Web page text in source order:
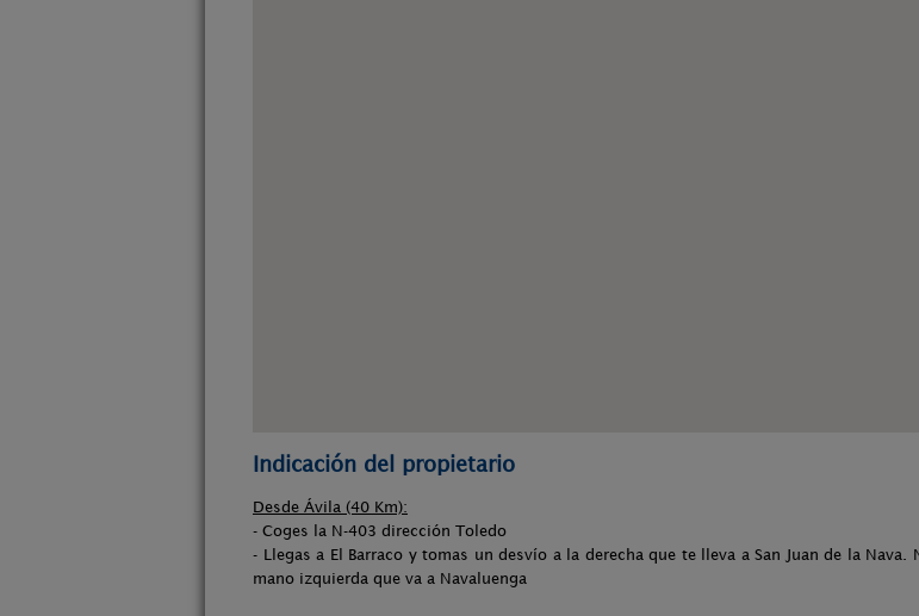
Indicación del propietario
Desde Ávila (40 Km):
- Coges la N-403 dirección Toledo
- Llegas a El Barraco y tomas un desvío a la derecha que te lleva a San Juan de la
mano izquierda que va a Navaluenga